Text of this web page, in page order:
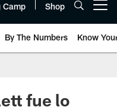
Camp Shop
By The Numbers Know
fue lo